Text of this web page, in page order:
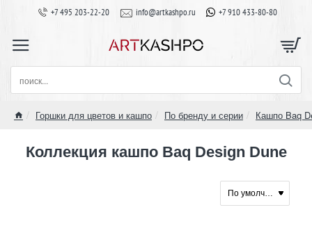
+7 495 203-22-20 info@artkashpo.ru +7 910 433-80-80
поиск...
Горшки для цветов и кашпо По бренду и серии Кашпо Baq
Коллекция кашпо Baq Design Dune